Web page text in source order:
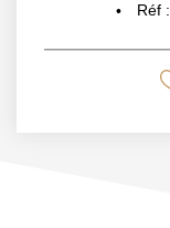
Réf :